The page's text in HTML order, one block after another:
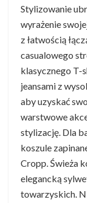
Stylizowanie
wyrażenie
z łatwością
casualowego
klasycznego T-
jeansami z
aby uzyskać
warstwowe
stylizację. Dla
koszule
Cropp. Świeża
elegancką
towarzyskich.